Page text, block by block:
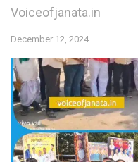
Voiceofjanata.in
December 12, 2024